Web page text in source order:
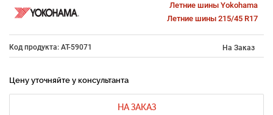
Летние шины Yokohama
Летние шины 215/45 R17
Код продукта: AT-59071 На Заказ
Цену уточняйте у консультанта
НА ЗАКАЗ